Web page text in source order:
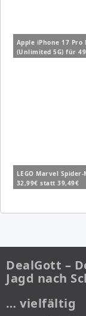
Apple iPhone 17 Pro
(Unlimited 5G) für
LEGO Marvel
32,99€ statt 39,49€
DealGott –
Jagd nach
… vielfältig